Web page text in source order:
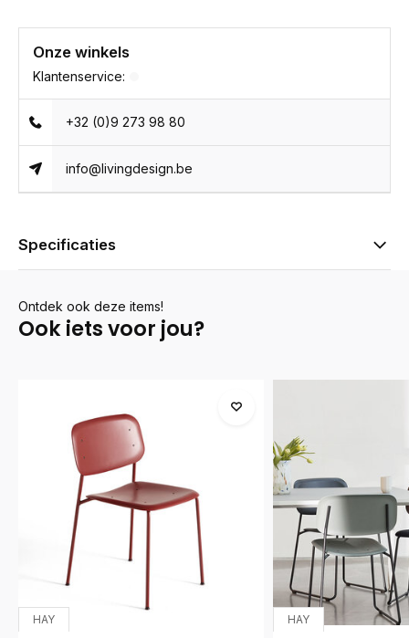
Onze winkels
Klantenservice:
+32 (0)9 273 98 80
info@livingdesign.be
Specificaties
Ontdek ook deze items!
Ook iets voor jou?
HAY HAY